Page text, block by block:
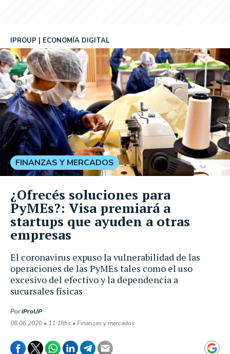
El coronavirus expuso la vulnerabilidad de las
operaciones de las PyMEs tales como el uso
excesivo del efectivo y la dependencia a
sucursales físicas
IPROUP ECONOMÍA DIGITAL
PoriProUP
08.06.2020 • 11:18hs • Finanzas y mercados
FINANZAS Y MERCADOS
¿Ofrecés soluciones para
PyMEs?: Visa premiará a
startups que ayuden a otras
empresas